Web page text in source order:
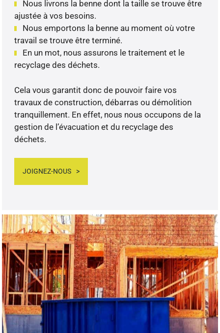
Nous livrons la benne dont la taille se trouve être
ajustée à vos besoins.
Nous emportons la benne au moment où votre
travail se trouve être terminé.
En un mot, nous assurons le traitement et le
recyclage des déchets.
Cela vous garantit donc de pouvoir faire vos
travaux de construction, débarras ou démolition
tranquillement. En effet, nous nous occupons de la
gestion de l’évacuation et du recyclage des
déchets.
JOIGNEZ-NOUS